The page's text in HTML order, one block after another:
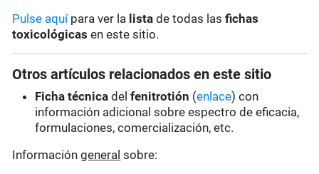
Pulse aquípara ver la lista de todas lasfichas
toxicológicas en este sitio.
Otros artículos relacionados en este sitio
Ficha técnica delfenitrotión (enlace) con
información adicional sobre espectro de eficacia,
formulaciones, comercialización, etc.
Informacióngeneral sobre: